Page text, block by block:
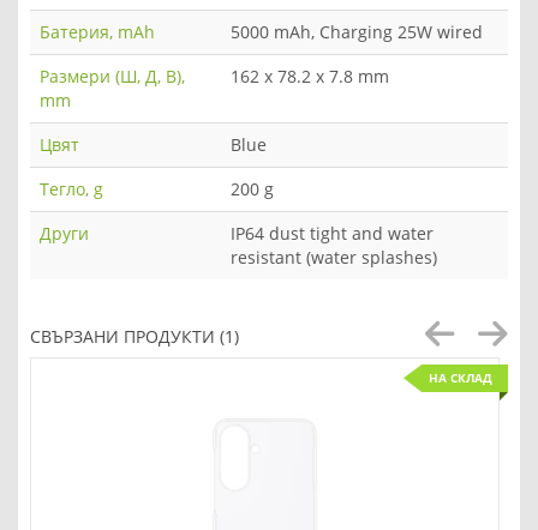
Батерия, mAh
5000 mAh, Charging 25W wired
Размери (Ш, Д, В),
mm
162 x 78.2 x 7.8 mm
Цвят
Blue
Тегло, g
200 g
Други
IP64 dust tight and water
resistant (water splashes)
СВЪРЗАНИ ПРОДУКТИ (1)
НА СКЛАД